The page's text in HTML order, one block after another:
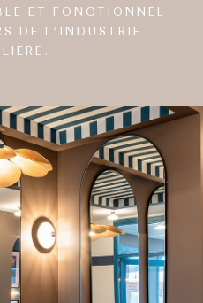
ET FONCTIONNEL
DE L’INDUSTRIE